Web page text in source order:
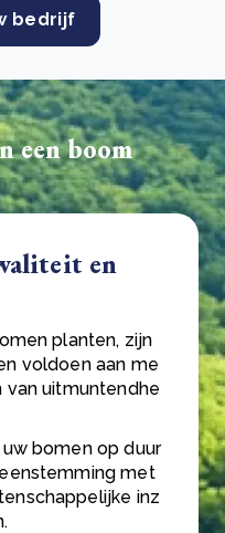
bedrijf
een boom
en
planten, zijn
voldoen aan me
van uitmuntendhe
bomen op duur
met
inz